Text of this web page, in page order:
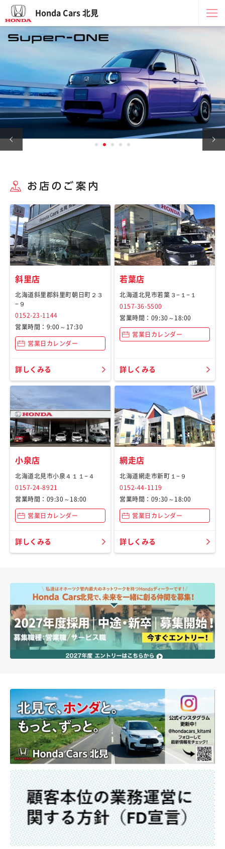
Honda Cars 北見
斜里店
北海道斜里郡斜里町朝日町２３
−９
0152-23-1144
営業時間：9:00～17:30
営業日カレンダー
詳しくみる
若葉店
北海道北見市若葉３−１−１
0157-36-5500
営業時間：09:30～18:00
営業日カレンダー
詳しくみる
小泉店
北海道北見市小泉４１１−４
0157-24-8921
営業時間：09:30～18:00
営業日カレンダー
詳しくみる
網走店
北海道網走市新町１−９
0152-44-1119
営業時間：09:30～18:00
営業日カレンダー
詳しくみる